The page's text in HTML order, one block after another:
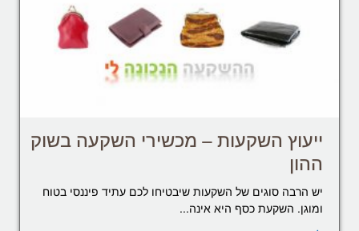
ייעוץ השקעות – מכשירי השקעה בשוק
ההון
יש הרבה סוגים של השקעות שיבטיחו לכם עתיד פיננסי בטוח
ומוגן. השקעת כסף היא אינה...